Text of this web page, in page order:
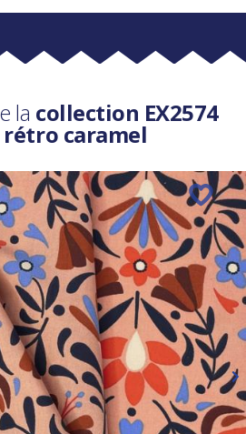
la collection EX2574
caramel